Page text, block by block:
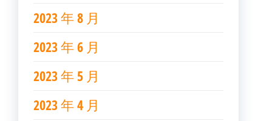
2023 年 8 月
2023 年 6 月
2023 年 5 月
2023 年 4 月